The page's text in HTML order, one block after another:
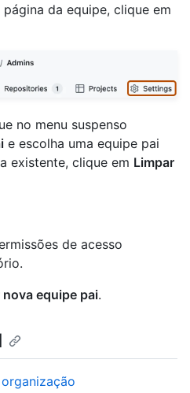
da equipe, clique em
no menu suspenso
e escolha uma equipe pai
existente, clique em Limpar
de acesso
equipe pai.